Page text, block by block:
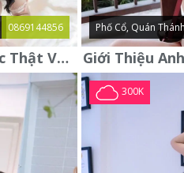
0869144856
Diệp Anh Phố Cổ, Ngực Thật Vú To Thơm Tho Quyến Rũ
Phố Cổ, Quán
300K